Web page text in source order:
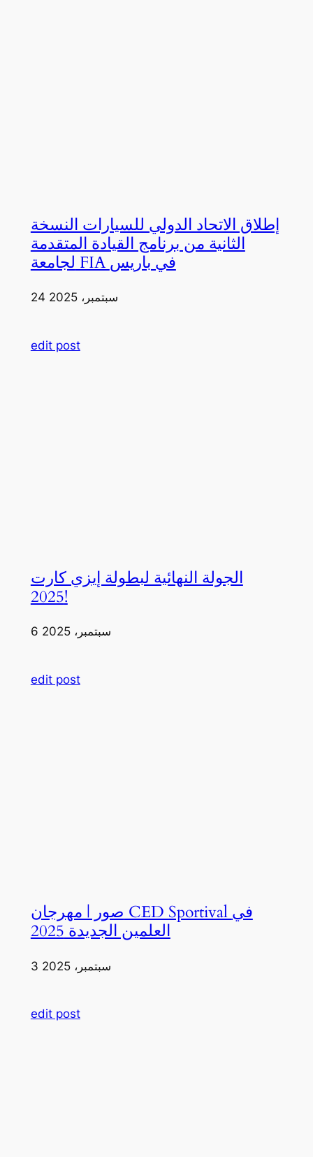
إطلاق الاتحاد الدولي للسيارات النسخة
الثانية من برنامج القيادة المتقدمة
لجامعة FIA في باريس
24 سبتمبر، 2025
edit post
الجولة النهائية لبطولة إيزي كارت
2025!
6 سبتمبر، 2025
edit post
صور | مهرجان CED Sportival في
العلمين الجديدة 2025
3 سبتمبر، 2025
edit post